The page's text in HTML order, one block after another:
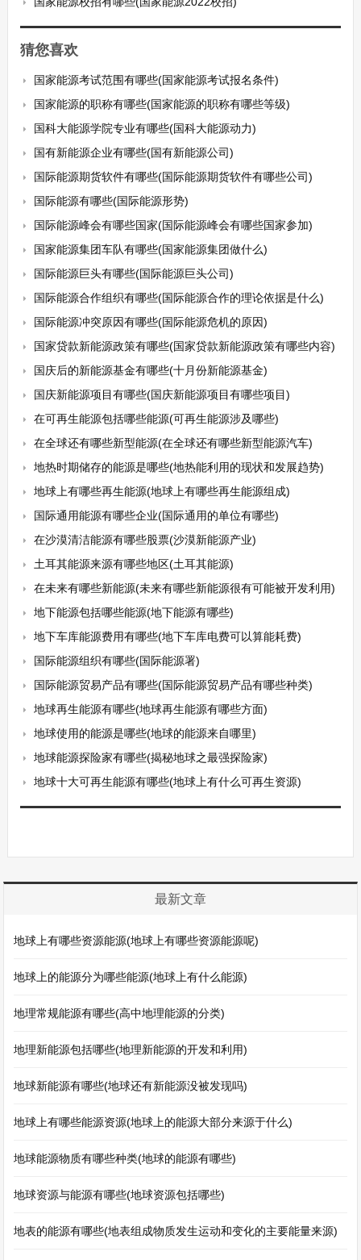
猜您喜欢
国家能源考试范围有哪些(国家能源考试报名条件)
国家能源的职称有哪些(国家能源的职称有哪些等级)
国科大能源学院专业有哪些(国科大能源动力)
国有新能源企业有哪些(国有新能源公司)
国际能源期货软件有哪些(国际能源期货软件有哪些公司)
国际能源有哪些(国际能源形势)
国际能源峰会有哪些国家(国际能源峰会有哪些国家参加)
国家能源集团车队有哪些(国家能源集团做什么)
国际能源巨头有哪些(国际能源巨头公司)
国际能源合作组织有哪些(国际能源合作的理论依据是什么)
国际能源冲突原因有哪些(国际能源危机的原因)
国家贷款新能源政策有哪些(国家贷款新能源政策有哪些内容)
国庆后的新能源基金有哪些(十月份新能源基金)
国庆新能源项目有哪些(国庆新能源项目有哪些项目)
在可再生能源包括哪些能源(可再生能源涉及哪些)
在全球还有哪些新型能源(在全球还有哪些新型能源汽车)
地热时期储存的能源是哪些(地热能利用的现状和发展趋势)
地球上有哪些再生能源(地球上有哪些再生能源组成)
国际通用能源有哪些企业(国际通用的单位有哪些)
在沙漠清洁能源有哪些股票(沙漠新能源产业)
土耳其能源来源有哪些地区(土耳其能源)
在未来有哪些新能源(未来有哪些新能源很有可能被开发利用)
地下能源包括哪些能源(地下能源有哪些)
地下车库能源费用有哪些(地下车库电费可以算能耗费)
国际能源组织有哪些(国际能源署)
国际能源贸易产品有哪些(国际能源贸易产品有哪些种类)
地球再生能源有哪些(地球再生能源有哪些方面)
地球使用的能源是哪些(地球的能源来自哪里)
地球能源探险家有哪些(揭秘地球之最强探险家)
地球十大可再生能源有哪些(地球上有什么可再生资源)
最新文章
地球上有哪些资源能源(地球上有哪些资源能源呢)
地球上的能源分为哪些能源(地球上有什么能源)
地理常规能源有哪些(高中地理能源的分类)
地理新能源包括哪些(地理新能源的开发和利用)
地球新能源有哪些(地球还有新能源没被发现吗)
地球上有哪些能源资源(地球上的能源大部分来源于什么)
地球能源物质有哪些种类(地球的能源有哪些)
地球资源与能源有哪些(地球资源包括哪些)
地表的能源有哪些(地表组成物质发生运动和变化的主要能量来源)